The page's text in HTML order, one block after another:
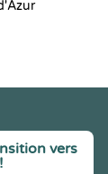
vers